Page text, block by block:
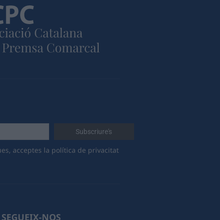
acceptes la política de privacitat
SEGUEIX-NOS